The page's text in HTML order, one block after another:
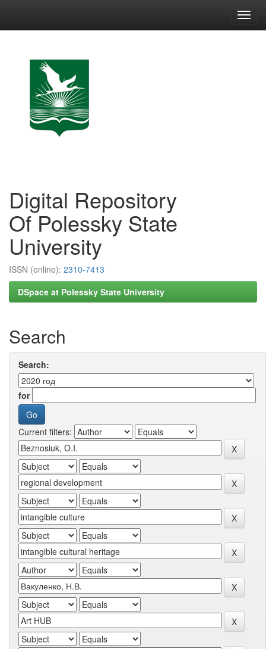
Digital Repository
Of Polessky State
University
ISSN (online): 2310-7413
DSpace at Polessky State University
Search
Search:
for
Current filters: